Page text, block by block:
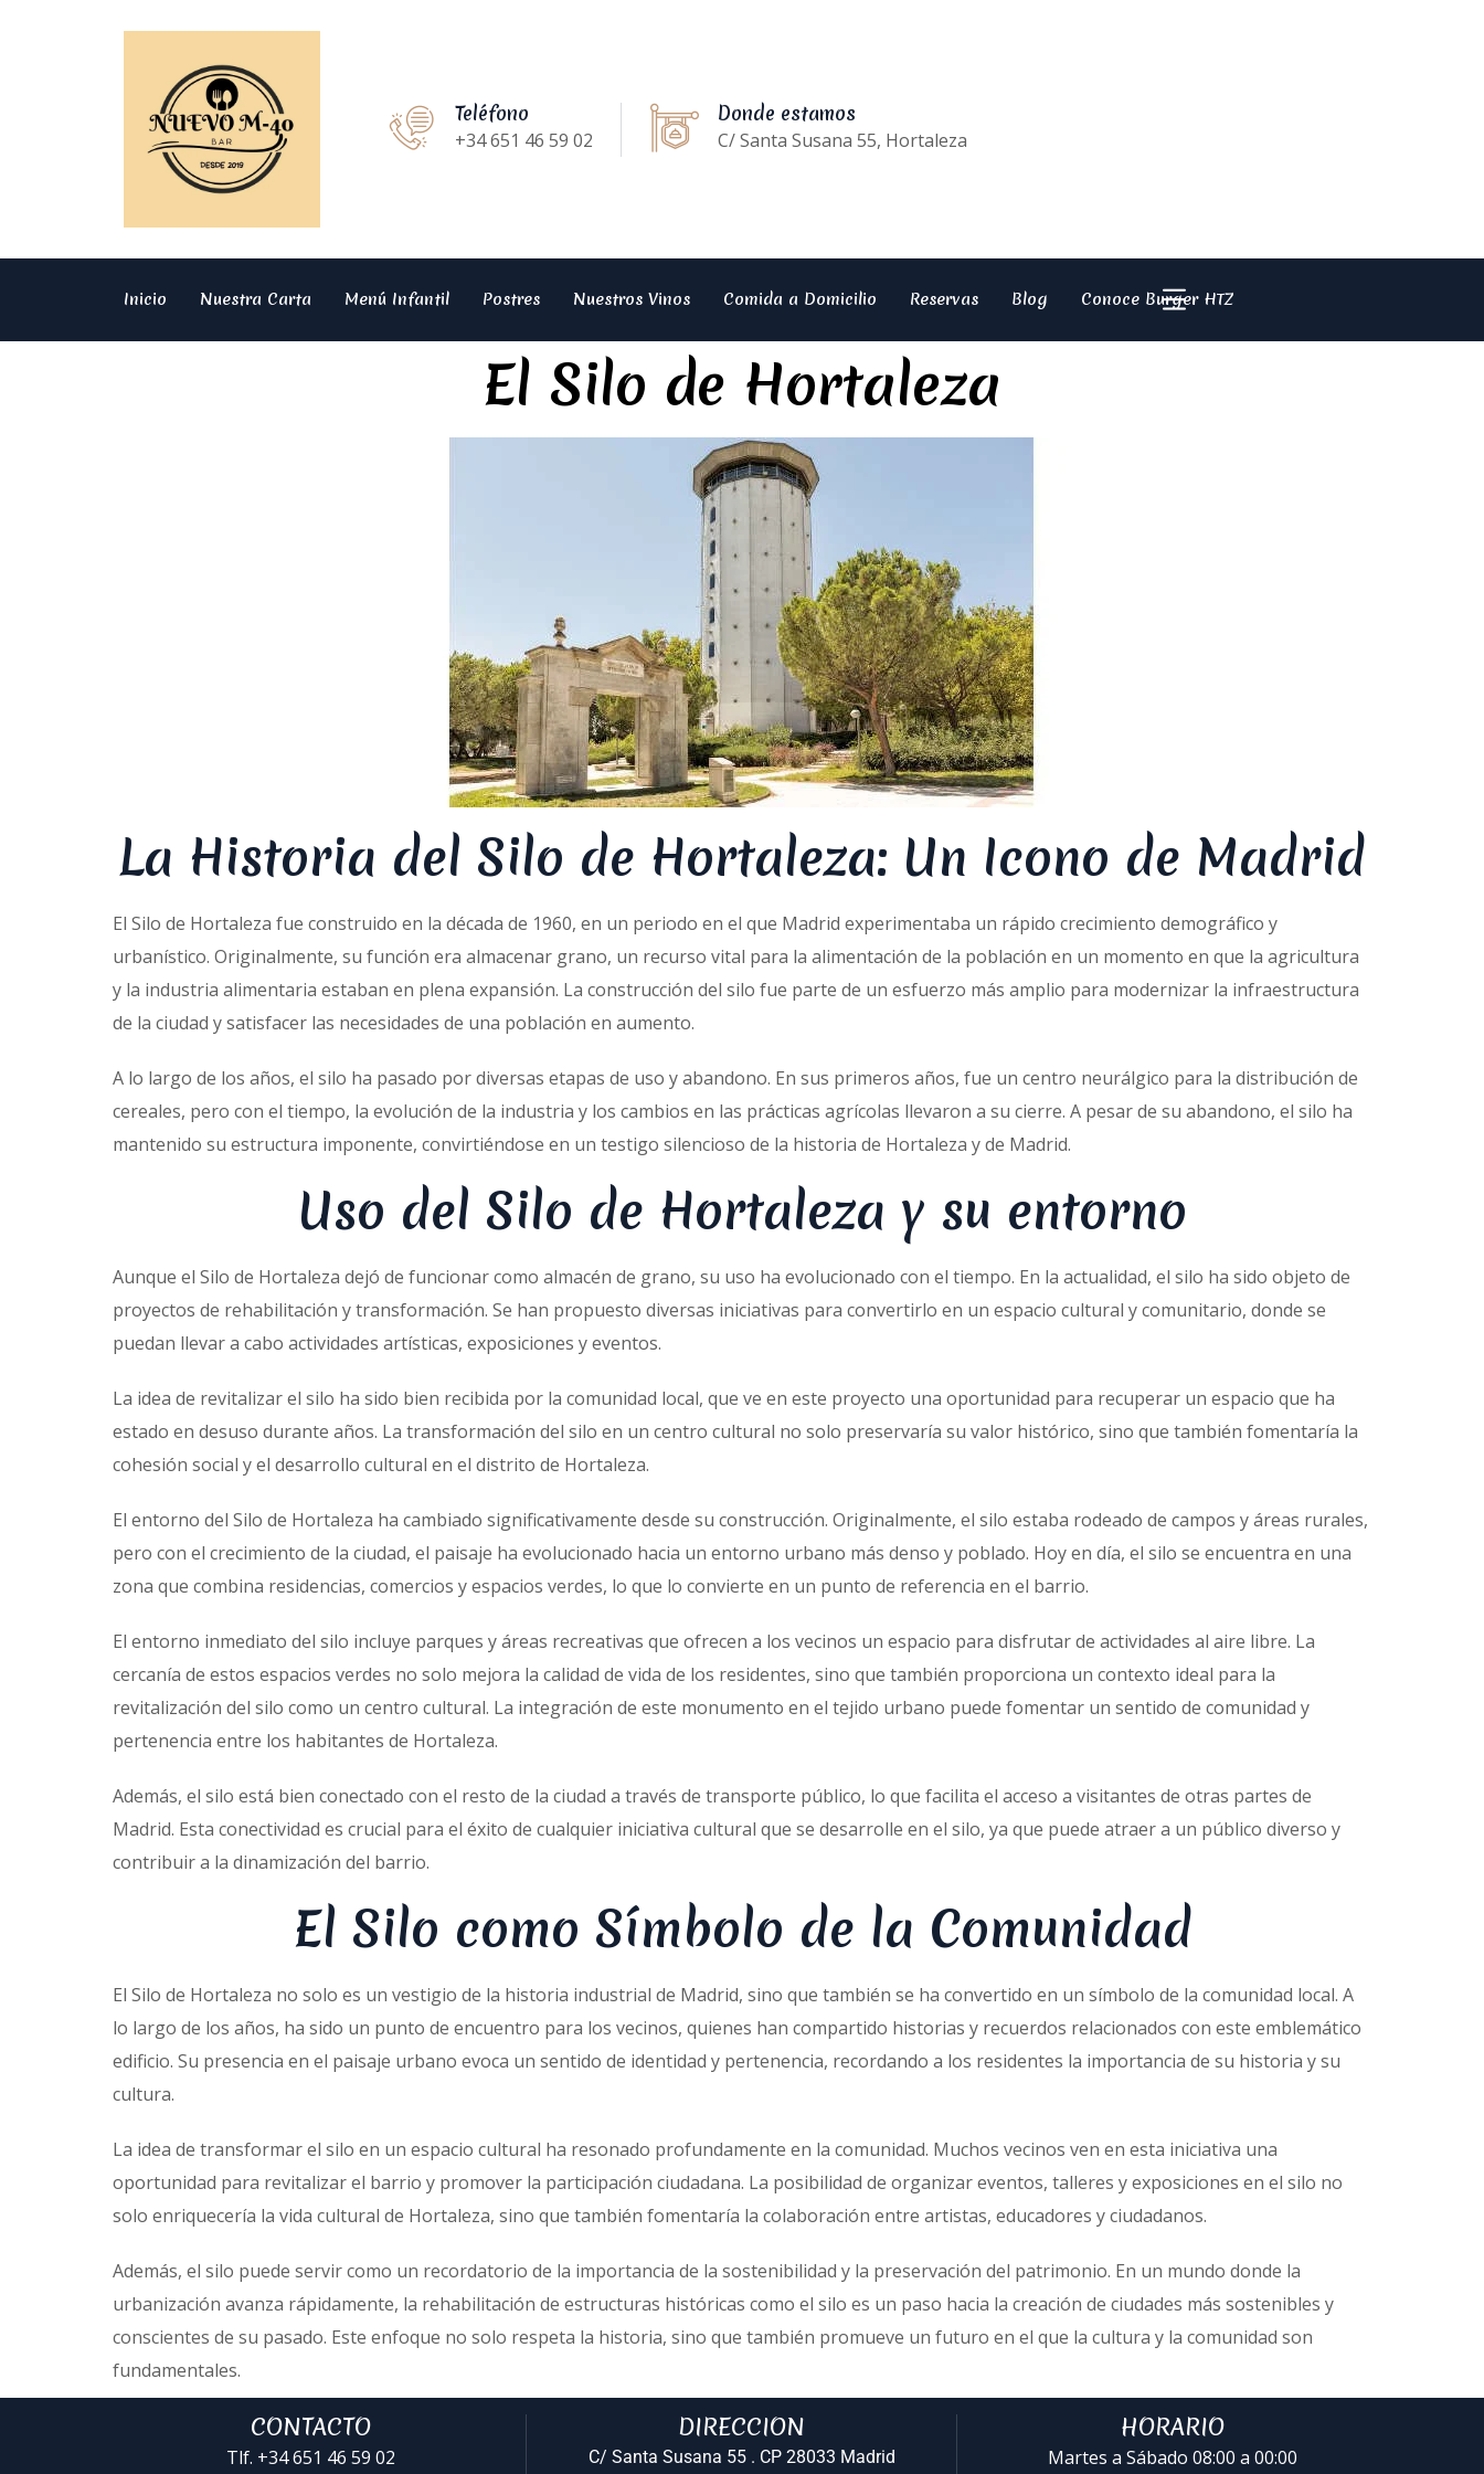
Teléfono
+34 651 46 59 02
Donde estamos
C/ Santa Susana 55, Hortaleza
Inicio Nuestra Carta Menú Infantil Postres Nuestros Vinos Comida a Domicilio Reservas Blog Conoce Burger HTZ
El Silo de Hortaleza
La Historia del Silo de Hortaleza: Un Icono de Madrid
El Silo de Hortaleza fue construido en la década de 1960, en un periodo en el que Madrid experimentaba un rápido crecimiento demográfico y
urbanístico. Originalmente, su función era almacenar grano, un recurso vital para la alimentación de la población en un momento en que la agricultura
y la industria alimentaria estaban en plena expansión. La construcción del silo fue parte de un esfuerzo más amplio para modernizar la infraestructura
de la ciudad y satisfacer las necesidades de una población en aumento.
A lo largo de los años, el silo ha pasado por diversas etapas de uso y abandono. En sus primeros años, fue un centro neurálgico para la distribución de
cereales, pero con el tiempo, la evolución de la industria y los cambios en las prácticas agrícolas llevaron a su cierre. A pesar de su abandono, el silo ha
mantenido su estructura imponente, convirtiéndose en un testigo silencioso de la historia de Hortaleza y de Madrid.
Uso del Silo de Hortaleza y su entorno
Aunque el Silo de Hortaleza dejó de funcionar como almacén de grano, su uso ha evolucionado con el tiempo. En la actualidad, el silo ha sido objeto de
proyectos de rehabilitación y transformación. Se han propuesto diversas iniciativas para convertirlo en un espacio cultural y comunitario, donde se
puedan llevar a cabo actividades artísticas, exposiciones y eventos.
La idea de revitalizar el silo ha sido bien recibida por la comunidad local, que ve en este proyecto una oportunidad para recuperar un espacio que ha
estado en desuso durante años. La transformación del silo en un centro cultural no solo preservaría su valor histórico, sino que también fomentaría la
cohesión social y el desarrollo cultural en el distrito de Hortaleza.
El entorno del Silo de Hortaleza ha cambiado significativamente desde su construcción. Originalmente, el silo estaba rodeado de campos y áreas rurales,
pero con el crecimiento de la ciudad, el paisaje ha evolucionado hacia un entorno urbano más denso y poblado. Hoy en día, el silo se encuentra en una
zona que combina residencias, comercios y espacios verdes, lo que lo convierte en un punto de referencia en el barrio.
El entorno inmediato del silo incluye parques y áreas recreativas que ofrecen a los vecinos un espacio para disfrutar de actividades al aire libre. La
cercanía de estos espacios verdes no solo mejora la calidad de vida de los residentes, sino que también proporciona un contexto ideal para la
revitalización del silo como un centro cultural. La integración de este monumento en el tejido urbano puede fomentar un sentido de comunidad y
pertenencia entre los habitantes de Hortaleza.
Además, el silo está bien conectado con el resto de la ciudad a través de transporte público, lo que facilita el acceso a visitantes de otras partes de
Madrid. Esta conectividad es crucial para el éxito de cualquier iniciativa cultural que se desarrolle en el silo, ya que puede atraer a un público diverso y
contribuir a la dinamización del barrio.
El Silo como Símbolo de la Comunidad
El Silo de Hortaleza no solo es un vestigio de la historia industrial de Madrid, sino que también se ha convertido en un símbolo de la comunidad local. A
lo largo de los años, ha sido un punto de encuentro para los vecinos, quienes han compartido historias y recuerdos relacionados con este emblemático
edificio. Su presencia en el paisaje urbano evoca un sentido de identidad y pertenencia, recordando a los residentes la importancia de su historia y su
cultura.
La idea de transformar el silo en un espacio cultural ha resonado profundamente en la comunidad. Muchos vecinos ven en esta iniciativa una
oportunidad para revitalizar el barrio y promover la participación ciudadana. La posibilidad de organizar eventos, talleres y exposiciones en el silo no
solo enriquecería la vida cultural de Hortaleza, sino que también fomentaría la colaboración entre artistas, educadores y ciudadanos.
Además, el silo puede servir como un recordatorio de la importancia de la sostenibilidad y la preservación del patrimonio. En un mundo donde la
urbanización avanza rápidamente, la rehabilitación de estructuras históricas como el silo es un paso hacia la creación de ciudades más sostenibles y
conscientes de su pasado. Este enfoque no solo respeta la historia, sino que también promueve un futuro en el que la cultura y la comunidad son
fundamentales.
CONTACTO
Tlf. +34 651 46 59 02
DIRECCION
C/ Santa Susana 55 . CP 28033 Madrid
HORARIO
Martes a Sábado 08:00 a 00:00